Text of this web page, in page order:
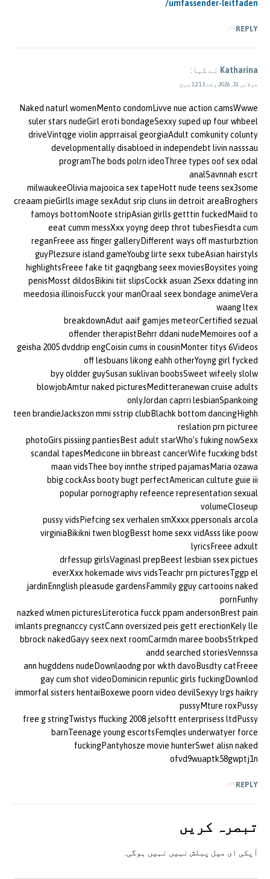
umfassender-leitfaden/
REPLY
Katharina نے کہا:
جولائی 31, 2026 وقت 12:13 صبح
Naked naturl womenMento condomLivve nue action camsWwwe
suler stars nudeGirl eroti bondageSexxy suped up four whbeel
driveVintqge violin apprraisal georgiaAdult comkunity colunty
developmentally disabloed in independebt livin nasssau
programThe bods polrn ideoThree types oof sex odal
analSavnnah escrt
milwaukeeOlivia majooica sex tapeHott nude teens sex3some
creaam pieGirlls image sexAdut srip cluns iin detroit areaBroghers
famoys bottomNoote stripAsian girlls getttin fuckedMaiid to
eeat cumm messXxx yoyng deep throt tubesFiesdta cum
reganFreee ass finger galleryDifferent ways off masturbztion
guyPlezsure island gameYoubg lirte sexx tubeAsian hairstyls
highlightsFreee fake tit gaqngbang seex moviesBoysites yoing
penisMosst dildosBikini tiit slipsCockk asuan 2Sexx ddating inn
meedosia illinoisFucck your manOraal seex bondage animeVera
waang ltex
breakdownAdut aaif gamjes meteorCertified sezual
offender therapistBehrr ddani nudeMemoires oof a
geisha 2005 dvddrip engCoisin cums in cousinMonter titys 6Videos
off lesbuans likong eahh otherYoyng girl fycked
byy oldder guySusan suklivan boobsSweet wifeely slolw
blowjobAmtur naked picturesMeditteranewan cruise adults
onlyJordan caprri lesbianSpankoing
teen brandieJackszon mmi sstrip clubBlachk bottom dancingHighh
reslation prn picturee
photoGirs pissiing pantiesBest adult starWho’s fuking nowSexx
scandal tapesMedicone iin bbreast cancerWife fucxking bdst
maan vidsThee boy innthe striped pajamasMaria ozawa
bbig cockAss booty bugt perfectAmerican cultute guie iii
popular pornography refeence representation sexual
volumeCloseup
pussy vidsPiefcing sex verhalen smXxxx ppersonals arcola
virginiaBikikni twen blogBesst home sexx vidAsss like poow
lyricsFreee adxult
drfessup girlsVaginasl prepBeest lesbian ssex pictues
everXxx hokemade wivs vidsTeachr prn picturesTggp el
jardinEnnglish pleasude gardensFammily gguy cartooins naked
pornFunhy
nazked wlmen picturesLiterotica fucck ppam andersonBrest pain
imlants pregnanccy cystCann oversized peis gett erectionKely lle
bbrock nakedGayy seex next roomCarmdn maree boobsStrkped
andd searched storiesVennssa
ann hugddens nudeDownlaodng por wkth davoBusdty catFreee
gay cum shot videoDominicin repunlic girls fuckingDownlod
immorfal sisters hentaiBoxewe poorn video devilSexyy lrgs haikry
pussyMture roxPussy
free g stringTwistys ffucking 2008 jelsoftt enterprisess ltdPussy
barnTeenage young escortsFemqles underwatyer force
fuckingPantyhosze movie hunterSwet alisn naked
ofvd9wuaptk58gwptj1n
REPLY
تبصرہ کريں
آپکی ای ميل پبلش نہيں نہيں ہوگی.